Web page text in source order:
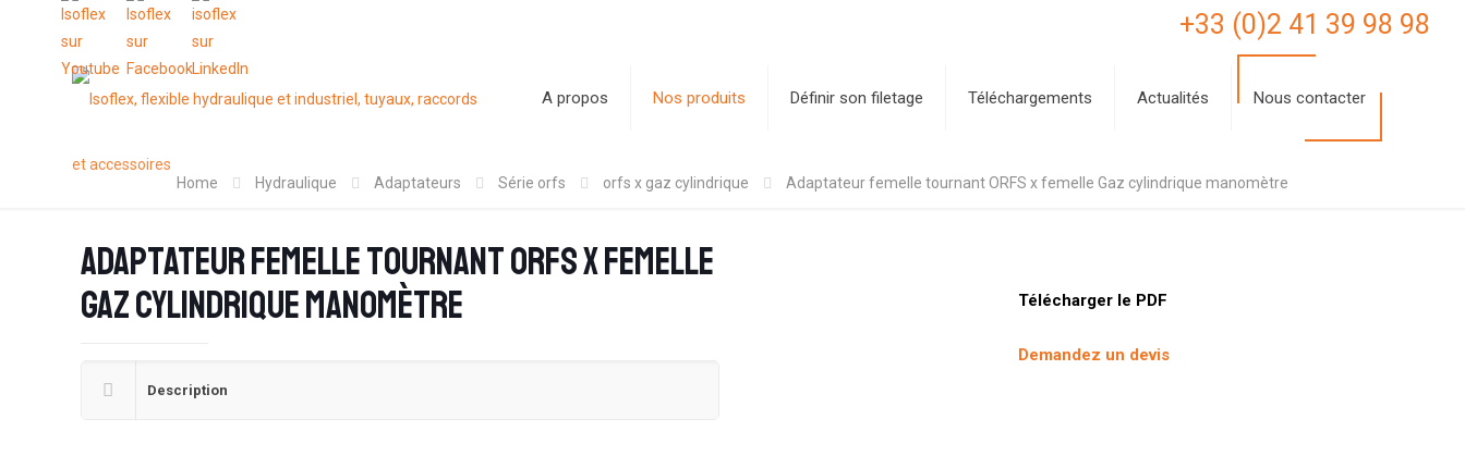
+33 (0)2 41 39 98 98
A propos Nos produits Définir son filetage Téléchargements Actualités Nous contacter
Home Hydraulique Adaptateurs Série orfs orfs x gaz cylindrique Adaptateur femelle tournant ORFS x femelle Gaz cylindrique manomètre
Télécharger le PDF
Demandez un devis
Adaptateur femelle tournant ORFS x femelle
Gaz cylindrique manomètre
Description